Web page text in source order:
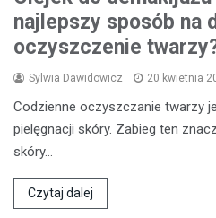
najlepszy sposób na
oczyszczenie
Sylwia Dawidowicz 20 kwietnia
Codzienne oczyszczanie twarzy
pielęgnacji skóry. Zabieg ten
skóry…
Czytaj dalej